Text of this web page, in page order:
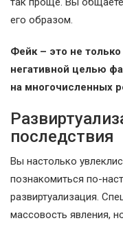
его образом.
Фейк – это не
негативной целью
на многочисленных
последствия
Вы настолько
познакомиться по-
развиртуализация.
массовость явления,